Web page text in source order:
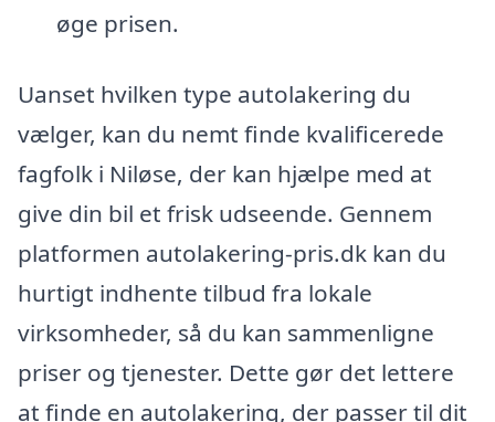
øge prisen.
Uanset hvilken type autolakering du
vælger, kan du nemt finde kvalificerede
fagfolk i Niløse, der kan hjælpe med at
give din bil et frisk udseende. Gennem
platformen autolakering-pris.dk kan du
hurtigt indhente tilbud fra lokale
virksomheder, så du kan sammenligne
priser og tjenester. Dette gør det lettere
at finde en autolakering, der passer til dit